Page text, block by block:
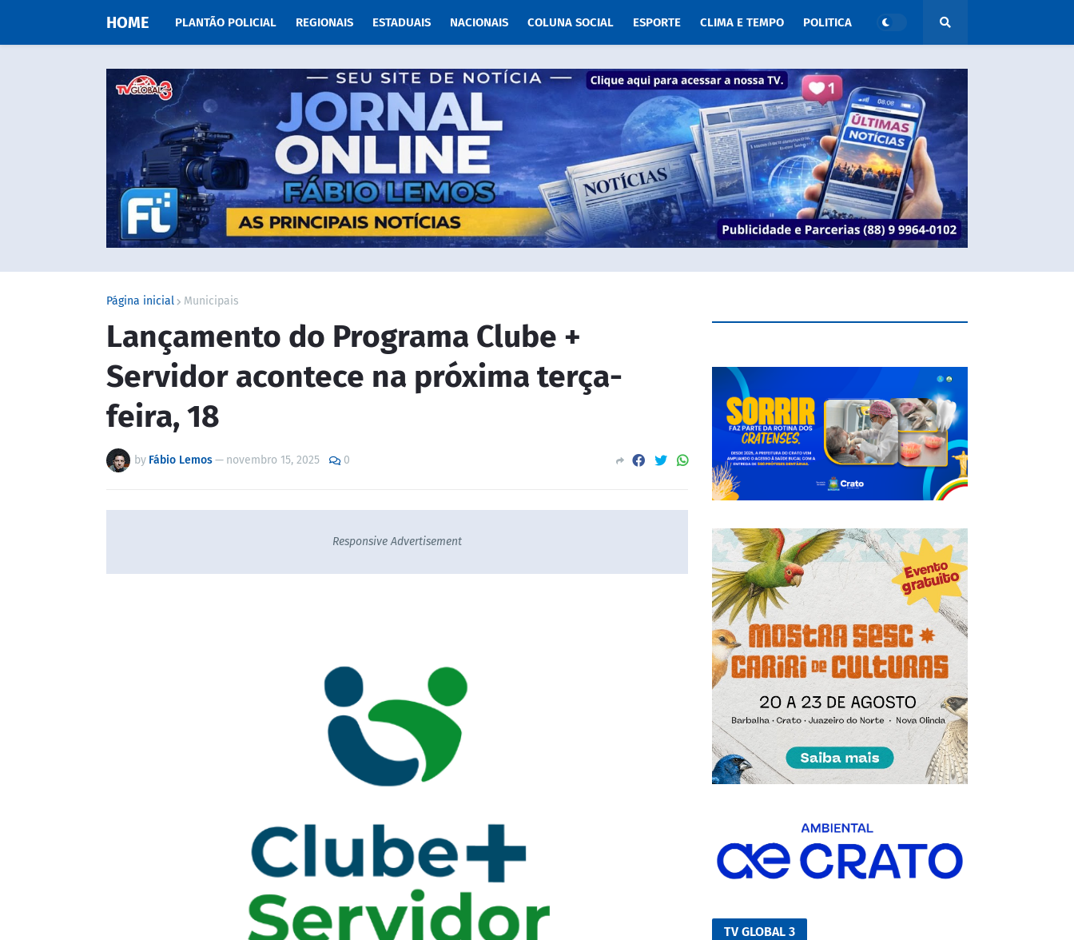
HOME PLANTÃO POLICIAL REGIONAIS ESTADUAIS NACIONAIS COLUNA SOCIAL ESPORTE CLIMA E TEMPO POLITICA
Página inicial Municipais
Lançamento do Programa Clube +
Servidor acontece na próxima terça-
feira, 18
by Fábio Lemos— novembro 15, 2025 0
Responsive Advertisement
TV GLOBAL 3